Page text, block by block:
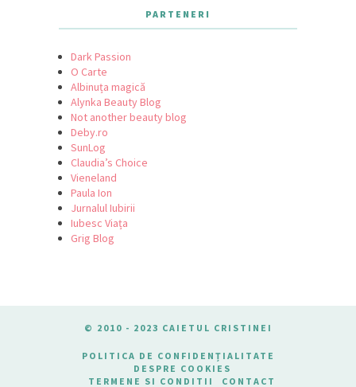
PARTENERI
Dark Passion
O Carte
Albinuța magică
Alynka Beauty Blog
Not another beauty blog
Deby.ro
SunLog
Claudia’s Choice
Vieneland
Paula Ion
Jurnalul Iubirii
Iubesc Viața
Grig Blog
© 2010 - 2023 CAIETUL CRISTINEI
POLITICA DE CONFIDENȚIALITATE
DESPRE COOKIES
TERMENE SI CONDITII
CONTACT